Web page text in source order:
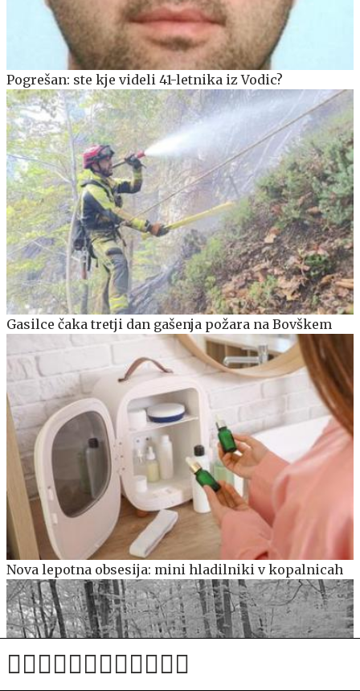
Pogrešan: ste kje videli 41-letnika iz Vodic?
Gasilce čaka tretji dan gašenja požara na Bovškem
Nova lepotna obsesija: mini hladilniki v kopalnicah